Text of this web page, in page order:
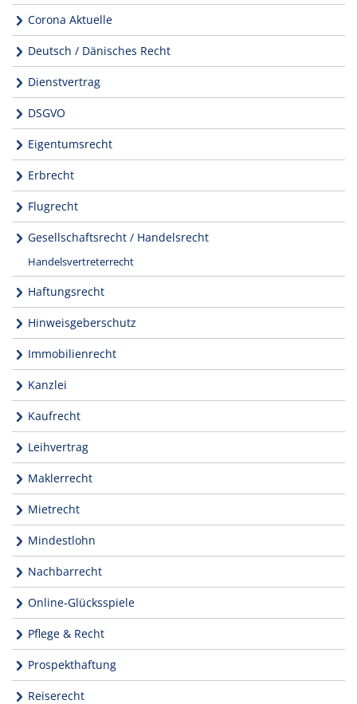
Corona Aktuelle
Deutsch / Dänisches Recht
Dienstvertrag
DSGVO
Eigentumsrecht
Erbrecht
Flugrecht
Gesellschaftsrecht / Handelsrecht
Handelsvertreterrecht
Haftungsrecht
Hinweisgeberschutz
Immobilienrecht
Kanzlei
Kaufrecht
Leihvertrag
Maklerrecht
Mietrecht
Mindestlohn
Nachbarrecht
Online-Glücksspiele
Pflege & Recht
Prospekthaftung
Reiserecht